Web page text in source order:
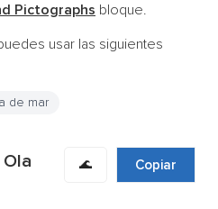
Pictographs bloque.
usar las siguientes
de mar
🌊 Copiar